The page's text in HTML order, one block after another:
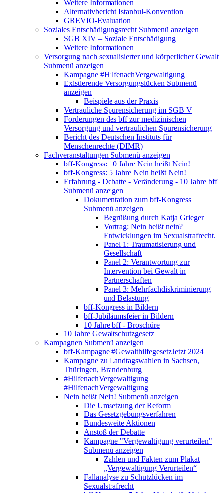
Weitere Informationen
Alternativbericht Istanbul-Konvention
GREVIO-Evaluation
Soziales Entschädigungsrecht Submenü anzeigen
SGB XIV – Soziale Entschädigung
Weitere Informationen
Versorgung nach sexualisierter und körperlicher Gewalt
Submenü anzeigen
Kampagne #HilfenachVergewaltigung
Existierende Versorgungslücken Submenü
anzeigen
Beispiele aus der Praxis
Vertrauliche Spurensicherung im SGB V
Forderungen des bff zur medizinischen
Versorgung und vertraulichen Spurensicherung
Bericht des Deutschen Instituts für
Menschenrechte (DIMR)
Fachveranstaltungen Submenü anzeigen
bff-Kongress: 10 Jahre Nein heißt Nein!
bff-Kongress: 5 Jahre Nein heißt Nein!
Erfahrung - Debatte - Veränderung - 10 Jahre bff
Submenü anzeigen
Dokumentation zum bff-Kongress
Submenü anzeigen
Begrüßung durch Katja Grieger
Vortrag: Nein heißt nein?
Entwicklungen im Sexualstrafrecht.
Panel 1: Traumatisierung und
Gesellschaft
Panel 2: Verantwortung zur
Intervention bei Gewalt in
Partnerschaften
Panel 3: Mehrfachdiskriminierung
und Belastung
bff-Kongress in Bildern
bff-Jubiläumsfeier in Bildern
10 Jahre bff - Broschüre
10 Jahre Gewaltschutzgesetz
Kampagnen Submenü anzeigen
bff-Kampagne #GewalthilfegesetzJetzt 2024
Kampagne zu Landtagswahlen in Sachsen,
Thüringen, Brandenburg
#HilfenachVergewaltigung
#HilfenachVergewaltigung
Nein heißt Nein! Submenü anzeigen
Die Umsetzung der Reform
Das Gesetzgebungsverfahren
Bundesweite Aktionen
Anstoß der Debatte
Kampagne "Vergewaltigung verurteilen"
Submenü anzeigen
Zahlen und Fakten zum Plakat
„Vergewaltigung Verurteilen“
Fallanalyse zu Schutzlücken im
Sexualstrafrecht